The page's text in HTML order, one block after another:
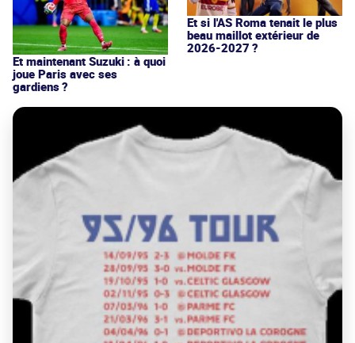
Et maintenant Suzuki : à quoi
joue Paris avec ses
gardiens ?
Et si l'AS Roma tenait le plus
beau maillot extérieur de
2026-2027 ?